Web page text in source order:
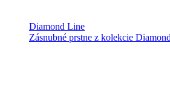
Diamond Line
Zásnubné prstne z kolekcie